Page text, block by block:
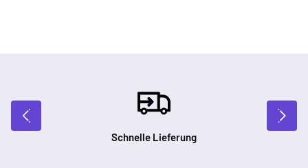
Schnelle Lieferung